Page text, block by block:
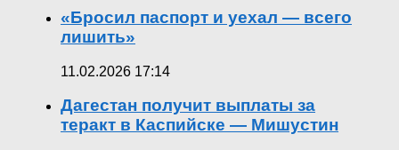
«Бросил паспорт и уехал — всего
лишить»
11.02.2026 17:14
Дагестан получит выплаты за
теракт в Каспийске — Мишустин